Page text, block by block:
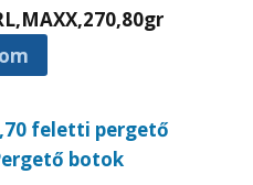
feletti pergető
botok